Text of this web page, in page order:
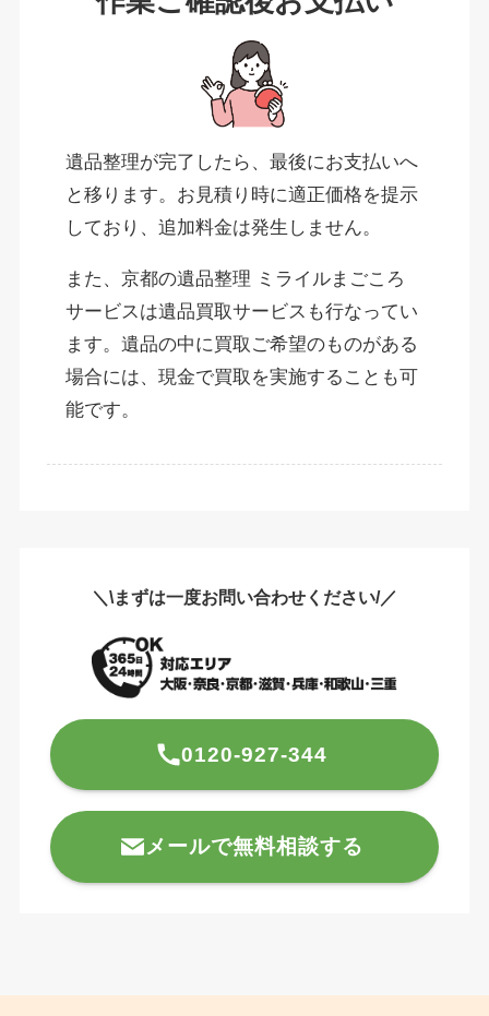
遺品整理が完了したら、最後にお支払いへ
と移ります。お見積り時に適正価格を提示
しており、追加料金は発生しません。
また、京都の遺品整理 ミライルまごころ
サービスは遺品買取サービスも行なってい
ます。遺品の中に買取ご希望のものがある
場合には、現金で買取を実施することも可
能です。
＼\まずは一度お問い合わせください/／
0120-927-344
メールで無料相談する